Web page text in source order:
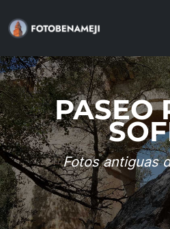
PASEO
Fotos antiguas